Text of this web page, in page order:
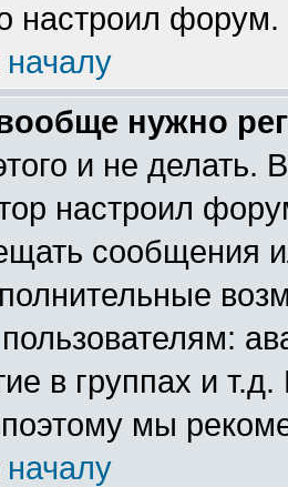
настроил форум.
началу
нужно
и не делать.
настроил
сообщения
в группах и
мы
началу